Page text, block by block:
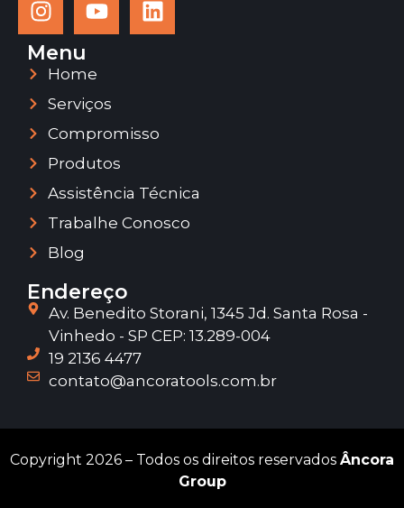
Menu
Home
Serviços
Compromisso
Produtos
Assistência Técnica
Trabalhe Conosco
Blog
Endereço
Av. Benedito Storani, 1345 Jd. Santa Rosa -
Vinhedo - SP CEP: 13.289-004
19 2136 4477
contato@ancoratools.com.br
Copyright 2026 – Todos os direitos reservados Âncora
Group